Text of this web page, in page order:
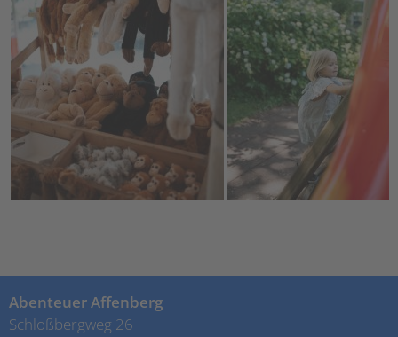
Abenteuer Affenberg
Schloßbergweg 26